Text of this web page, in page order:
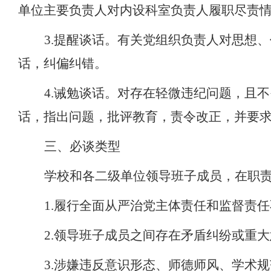
单位主要负责人对内设科室负责人 履职尽责
3.提醒谈话。 有关党组织负责人对思想
话，纠偏纠错。
4.诫勉谈话。 对存在轻微违纪问题，且
话，指出问题，批评教育，责令改正，并要
三、必谈类型
学校和各二级单位领导班子成员，在职
1.履行全面从严治党主体责任和监督责
2.领导班子成员之间存在矛盾纠纷或重
3.涉嫌违反意识形态、师德师风、学术